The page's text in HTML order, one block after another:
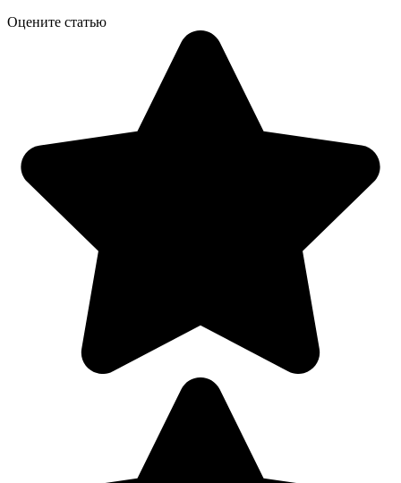
Оцените статью